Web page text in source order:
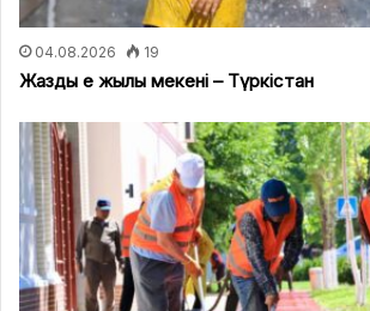
04.08.2026 19
Жаздың ең жылы мекені – Түркістан